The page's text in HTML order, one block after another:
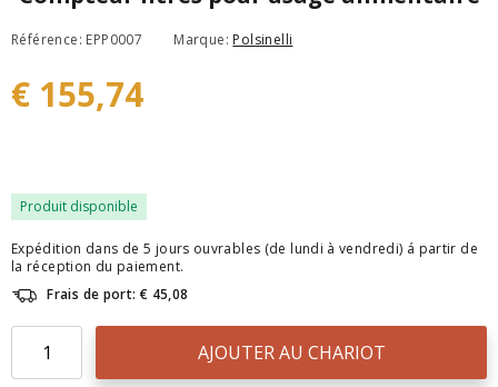
Référence: EPP0007 Marque: Polsinelli
€ 155,74
Produit disponible
Expédition dans de 5 jours ouvrables (de lundi à vendredi) á partir de
la réception du paiement.
Frais de port: € 45,08
AJOUTER AU CHARIOT